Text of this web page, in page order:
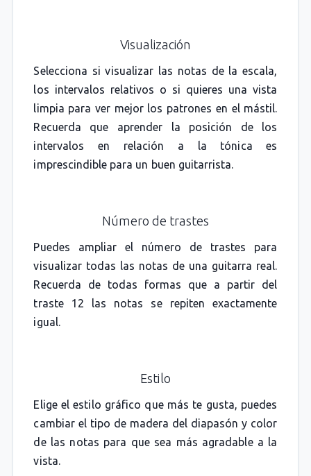
Visualización
Selecciona si visualizar las notas de la escala,
los intervalos relativos o si quieres una vista
limpia para ver mejor los patrones en el mástil.
Recuerda que aprender la posición de los
intervalos en relación a la tónica es
imprescindible para un buen guitarrista.
Número de trastes
Puedes ampliar el número de trastes para
visualizar todas las notas de una guitarra real.
Recuerda de todas formas que a partir del
traste 12 las notas se repiten exactamente
igual.
Estilo
Elige el estilo gráfico que más te gusta, puedes
cambiar el tipo de madera del diapasón y color
de las notas para que sea más agradable a la
vista.